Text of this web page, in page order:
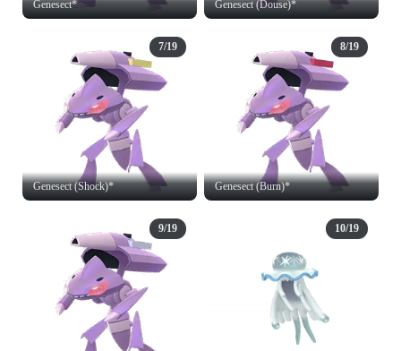
Genesect* Genesect (Douse)*
Genesect (Shock)*
7/19
Genesect (Burn)*
8/19
9/19 10/19